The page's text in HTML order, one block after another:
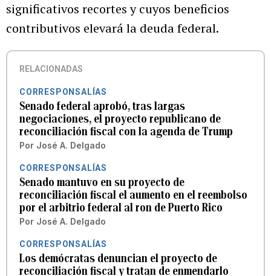
significativos recortes y cuyos beneficios
contributivos elevará la deuda federal.
RELACIONADAS
CORRESPONSALÍAS
Senado federal aprobó, tras largas
negociaciones, el proyecto republicano de
reconciliación fiscal con la agenda de Trump
Por José A. Delgado
CORRESPONSALÍAS
Senado mantuvo en su proyecto de
reconciliación fiscal el aumento en el reembolso
por el arbitrio federal al ron de Puerto Rico
Por José A. Delgado
CORRESPONSALÍAS
Los demócratas denuncian el proyecto de
reconciliación fiscal y tratan de enmendarlo